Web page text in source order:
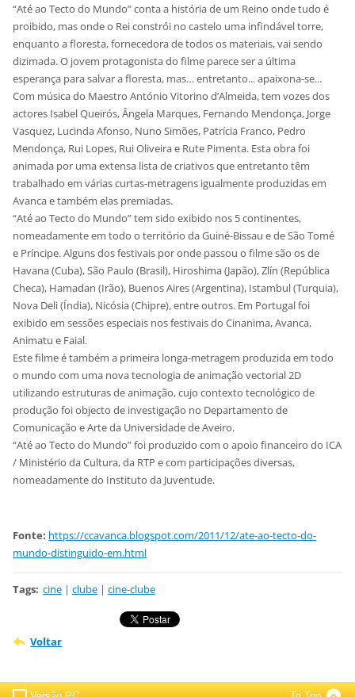
“Até ao Tecto do Mundo” conta a história de um Reino onde tudo é
proibido, mas onde o Rei constrói no castelo uma infindável torre,
enquanto a floresta, fornecedora de todos os materiais, vai sendo
dizimada. O jovem protagonista do filme parece ser a última
esperança para salvar a floresta, mas… entretanto... apaixona-se...
Com música do Maestro António Vitorino d’Almeida, tem vozes dos
actores Isabel Queirós, Ângela Marques, Fernando Mendonça, Jorge
Vasquez, Lucinda Afonso, Nuno Simões, Patrícia Franco, Pedro
Mendonça, Rui Lopes, Rui Oliveira e Rute Pimenta. Esta obra foi
animada por uma extensa lista de criativos que entretanto têm
trabalhado em várias curtas-metragens igualmente produzidas em
Avanca e também elas premiadas.
“Até ao Tecto do Mundo” tem sido exibido nos 5 continentes,
nomeadamente em todo o território da Guiné-Bissau e de São Tomé
e Príncipe. Alguns dos festivais por onde passou o filme são os de
Havana (Cuba), São Paulo (Brasil), Hiroshima (Japão), Zlín (República
Checa), Hamadan (Irão), Buenos Aires (Argentina), Istambul (Turquia),
Nova Deli (Índia), Nicósia (Chipre), entre outros. Em Portugal foi
exibido em sessões especiais nos festivais do Cinanima, Avanca,
Animatu e Faial.
Este filme é também a primeira longa-metragem produzida em todo
o mundo com uma nova tecnologia de animação vectorial 2D
utilizando estruturas de animação, cujo contexto tecnológico de
produção foi objecto de investigação no Departamento de
Comunicação e Arte da Universidade de Aveiro.
“Até ao Tecto do Mundo” foi produzido com o apoio financeiro do ICA
/ Ministério da Cultura, da RTP e com participações diversas,
nomeadamente do Instituto da Juventude.
Fonte: https://ccavanca.blogspot.com/2011/12/ate-ao-tecto-do-
mundo-distinguido-em.html
Tags: cine | clube | cine-clube
Voltar